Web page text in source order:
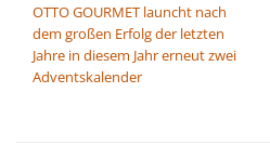
OTTO GOURMET launcht nach
dem großen Erfolg der letzten
Jahre in diesem Jahr erneut zwei
Adventskalender